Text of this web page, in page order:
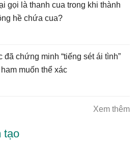
gọi là thanh cua trong khi thành
hề chứa cua?
đã chứng minh “tiếng sét ái tình”
muốn thể xác
Xem thêm
tạo